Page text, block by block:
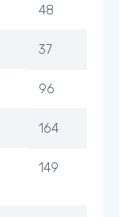
48
37
96
164
149